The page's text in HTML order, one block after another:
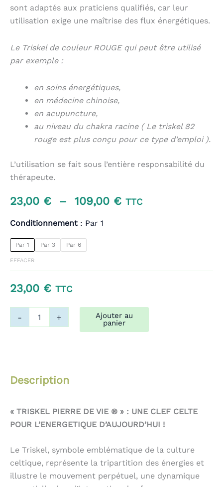
sont adaptés aux praticiens qualifiés, car leur
utilisation exige une maîtrise des flux énergétiques.
Le Triskel de couleur ROUGE qui peut être utilisé
par exemple :
en soins énergétiques,
en médecine chinoise,
en acupuncture,
au niveau du chakra racine ( Le triskel 82
rouge est plus conçu pour ce type d’emploi ).
L’utilisation se fait sous l’entière responsabilité du
thérapeute.
23,00 € – 109,00 €Plage
à
TTC
Conditionnement Par 1
Par 1 Par 3 Par 6
EFFACER
23,00 € TTC
- +
Ajouter au
panier
Description
« TRISKEL PIERRE DE VIE ® » : UNE CLEF CELTE
POUR L’ENERGETIQUE D’AUJOURD’HUI !
Le Triskel, symbole emblématique de la culture
celtique, représente la tripartition des énergies et
illustre le mouvement perpétuel, une dynamique